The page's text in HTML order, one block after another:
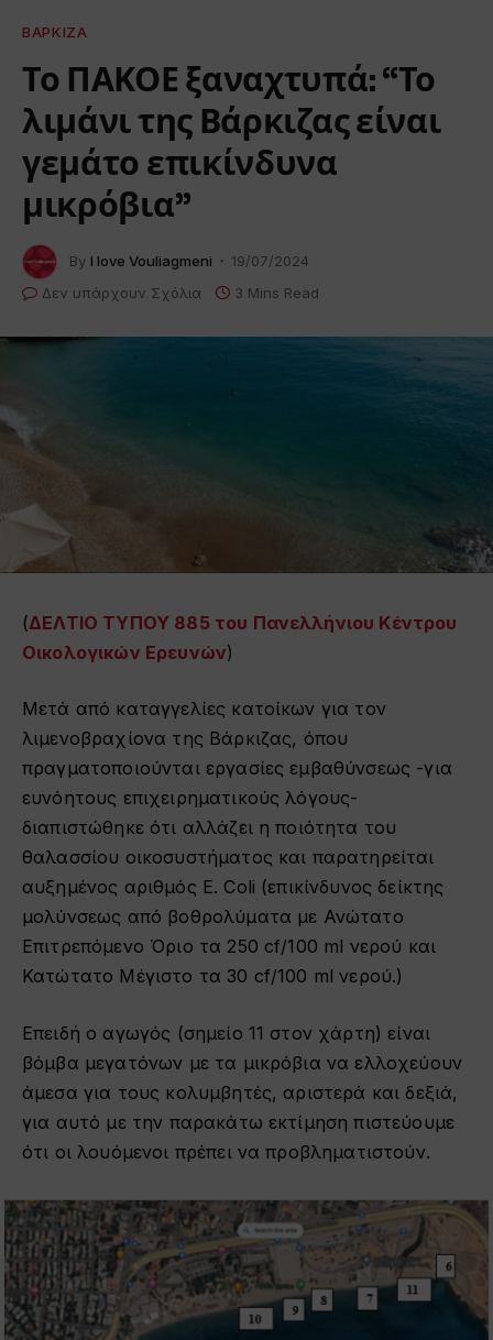
ΒΆΡΚΙΖΑ
Το ΠΑΚΟΕ ξαναχτυπά: “Το
λιμάνι της Βάρκιζας είναι
γεμάτο επικίνδυνα
μικρόβια”
By I love Vouliagmeni
19/07/2024
Δεν υπάρχουν Σχόλια
3 Mins Read
(ΔΕΛΤΙΟ ΤΥΠΟΥ 885 του Πανελλήνιου Κέντρου
Οικολογικών Ερευνών)
Μετά από καταγγελίες κατοίκων για τον
λιμενοβραχίονα της Βάρκιζας, όπου
πραγματοποιούνται εργασίες εμβαθύνσεως -για
ευνόητους επιχειρηματικούς λόγους-
διαπιστώθηκε ότι αλλάζει η ποιότητα του
θαλασσίου οικοσυστήματος και παρατηρείται
αυξημένος αριθμός E. Coli (επικίνδυνος δείκτης
μολύνσεως από βοθρολύματα με Ανώτατο
Επιτρεπόμενο Όριο τα 250 cf/100 ml νερού και
Κατώτατο Μέγιστο τα 30 cf/100 ml νερού.)
Επειδή ο αγωγός (σημείο 11 στον χάρτη) είναι
βόμβα μεγατόνων με τα μικρόβια να ελλοχεύουν
άμεσα για τους κολυμβητές, αριστερά και δεξιά,
για αυτό με την παρακάτω εκτίμηση πιστεύουμε
ότι οι λουόμενοι πρέπει να προβληματιστούν.